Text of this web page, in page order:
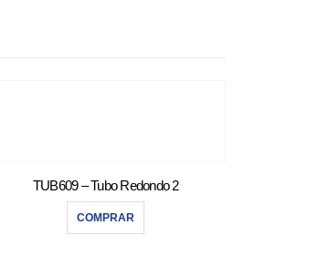
TUB609 – Tubo Redondo 2
COMPRAR